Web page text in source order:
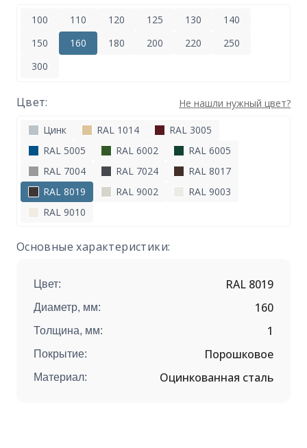
100 110 120 125 130
140
150
160 180 200 220
250
300
Цвет: Не нашли нужный цвет?
Цинк RAL 1014
RAL 3005
RAL 5005
RAL 6002
RAL 6005
RAL 7004
RAL 7024
RAL 8017
RAL 8019
RAL 9002
RAL 9003
RAL 9010
Основные характеристики:
Цвет: RAL 8019
Диаметр, мм: 160
Толщина, мм: 1
Покрытие: Порошковое
Материал: Оцинкованная сталь